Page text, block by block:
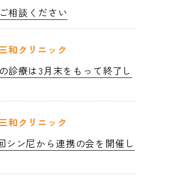
相談ください
和クリニック
診療は3月末をもって終了し
和クリニック
シン尼から連携の会を開催し